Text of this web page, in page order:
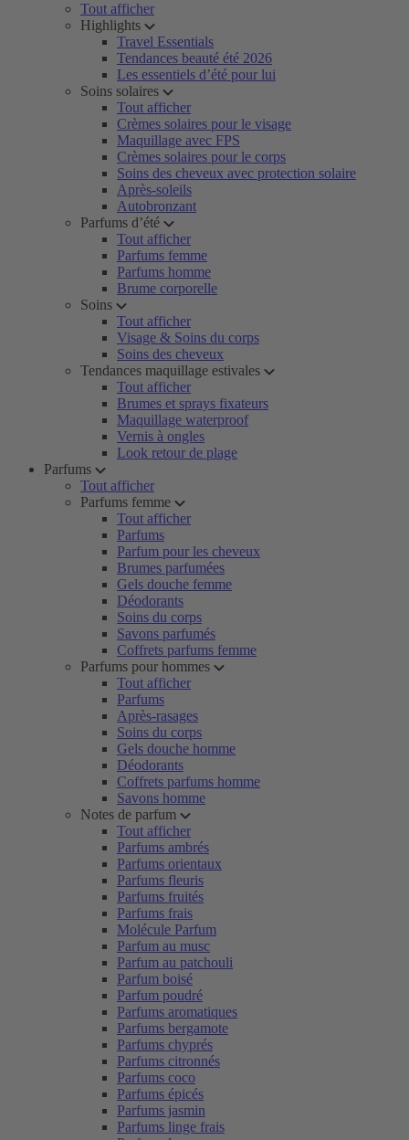
Tout afficher
Highlights
Travel Essentials
Tendances beauté été 2026
Les essentiels d’été pour lui
Soins solaires
Tout afficher
Crèmes solaires pour le visage
Maquillage avec FPS
Crèmes solaires pour le corps
Soins des cheveux avec protection solaire
Après-soleils
Autobronzant
Parfums d’été
Tout afficher
Parfums femme
Parfums homme
Brume corporelle
Soins
Tout afficher
Visage & Soins du corps
Soins des cheveux
Tendances maquillage estivales
Tout afficher
Brumes et sprays fixateurs
Maquillage waterproof
Vernis à ongles
Look retour de plage
Parfums
Tout afficher
Parfums femme
Tout afficher
Parfums
Parfum pour les cheveux
Brumes parfumées
Gels douche femme
Déodorants
Soins du corps
Savons parfumés
Coffrets parfums femme
Parfums pour hommes
Tout afficher
Parfums
Après-rasages
Soins du corps
Gels douche homme
Déodorants
Coffrets parfums homme
Savons homme
Notes de parfum
Tout afficher
Parfums ambrés
Parfums orientaux
Parfums fleuris
Parfums fruités
Parfums frais
Molécule Parfum
Parfum au musc
Parfum au patchouli
Parfum boisé
Parfum poudré
Parfums aromatiques
Parfums bergamote
Parfums chyprés
Parfums citronnés
Parfums coco
Parfums épicés
Parfums jasmin
Parfums linge frais